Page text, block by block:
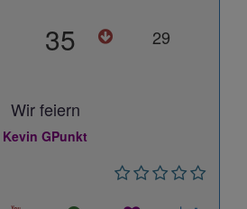
35 29
Wir feiern
Kevin GPunkt